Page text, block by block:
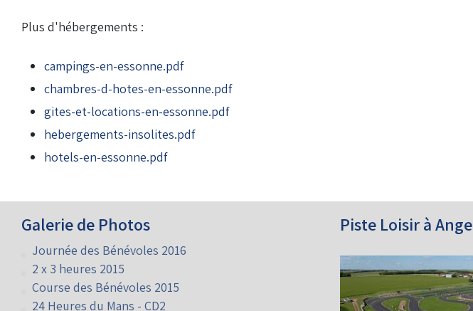
Plus d'hébergements :
campings-en-essonne.pdf
chambres-d-hotes-en-essonne.pdf
gites-et-locations-en-essonne.pdf
hebergements-insolites.pdf
hotels-en-essonne.pdf
Galerie de Photos
Journée des Bénévoles 2016
2 x 3 heures 2015
Course des Bénévoles 2015
24 Heures du Mans - CD2
Piste Loisir à